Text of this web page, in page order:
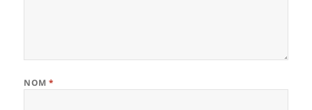
NOM*